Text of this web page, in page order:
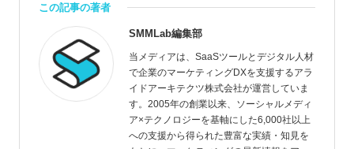
この記事の著者
SMMLab編集部
当メディアは、SaaSツールとデジタル人材
で企業のマーケティングDXを支援するアラ
イドアーキテクツ株式会社が運営していま
す。2005年の創業以来、ソーシャルメディ
ア×テクノロジーを基軸にした6,000社以上
への支援から得られた豊富な実績・知見を